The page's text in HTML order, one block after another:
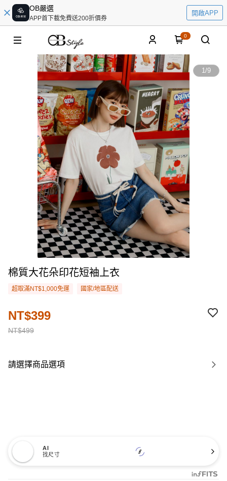
OB嚴選
APP首下載免費送200折價券
開啟APP
0
1/9
棉質大花朵印花短袖上衣
超取滿NT$1,000免運 國家/地區配送
NT$499
NT$399
請選擇商品選項
AI
找尺寸